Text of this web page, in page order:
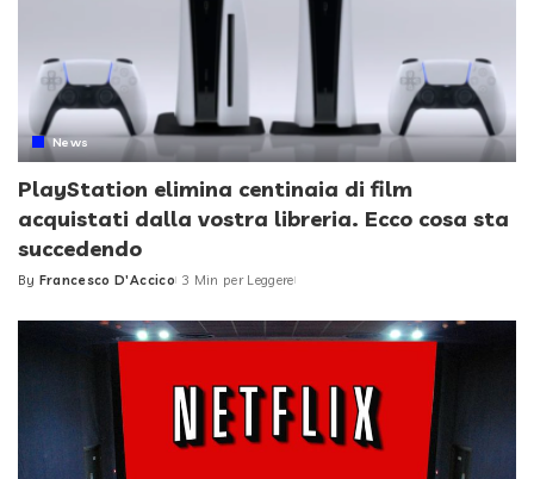
News
PlayStation elimina centinaia di film
acquistati dalla vostra libreria. Ecco cosa sta
succedendo
Posted
By Francesco D'Accico 3 Min per Leggere